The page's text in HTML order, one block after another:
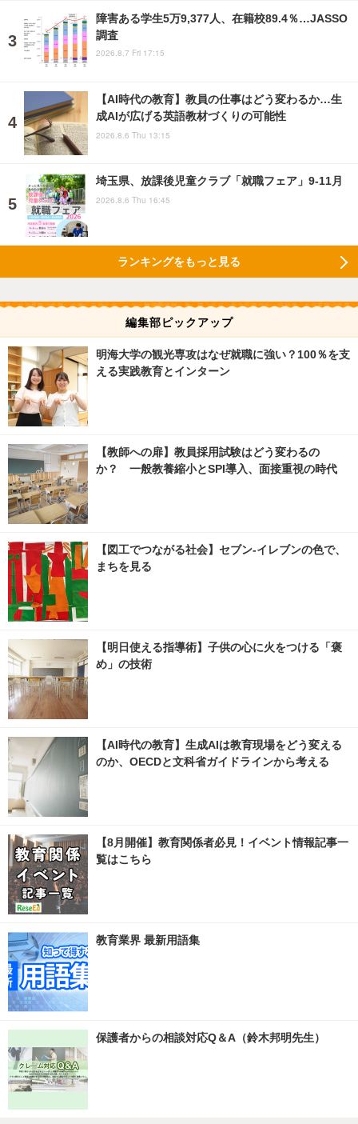
障害ある学生5万9,377人、在籍校89.4％…JASSO
調査
2026.8.7 Fri 17:15
【AI時代の教育】教員の仕事はどう変わるか…生
成AIが広げる英語教材づくりの可能性
2026.8.6 Thu 13:15
埼玉県、放課後児童クラブ「就職フェア」9-11月
2026.8.6 Thu 16:45
ランキングをもっと見る
編集部ピックアップ
明海大学の観光専攻はなぜ就職に強い？100％を支
える実践教育とインターン
【教師への扉】教員採用試験はどう変わるの
か？ 一般教養縮小とSPI導入、面接重視の時代
【図工でつながる社会】セブン‐イレブンの色で、
まちを見る
【明日使える指導術】子供の心に火をつける「褒
め」の技術
【AI時代の教育】生成AIは教育現場をどう変える
のか、OECDと文科省ガイドラインから考える
【8月開催】教育関係者必見！イベント情報記事一
覧はこちら
教育業界 最新用語集
保護者からの相談対応Q＆A（鈴木邦明先生）